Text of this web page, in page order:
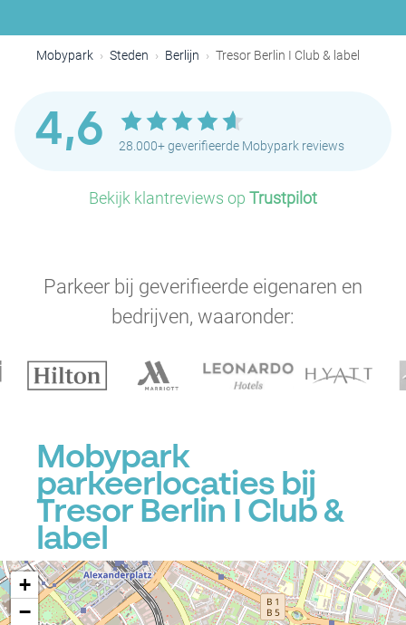
Mobypark Steden Berlijn Tresor Berlin I Club & label
4,6 28.000+ geverifieerde Mobypark reviews
Bekijk klantreviews op Trustpilot
Parkeer bij geverifieerde eigenaren en
bedrijven, waaronder:
Mobypark
parkeerlocaties bij
Tresor Berlin I Club &
label
+
−